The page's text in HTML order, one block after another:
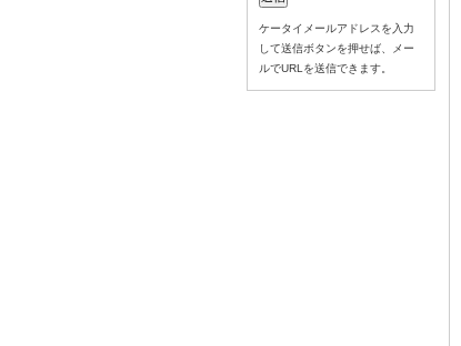
ケータイメールアドレスを入力
して送信ボタンを押せば、メー
ルでURLを送信できます。